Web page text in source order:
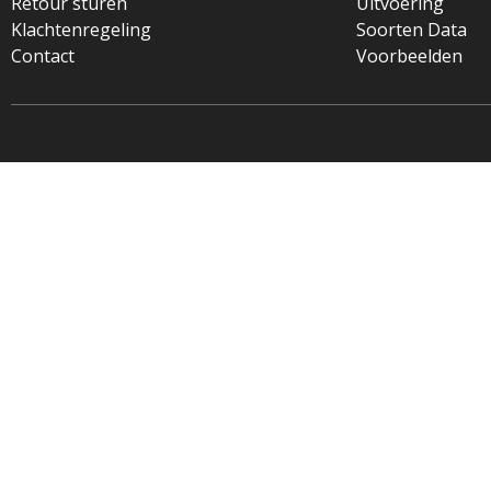
Klachtenregeling
Contact
Soorten Data
Voorbeelden